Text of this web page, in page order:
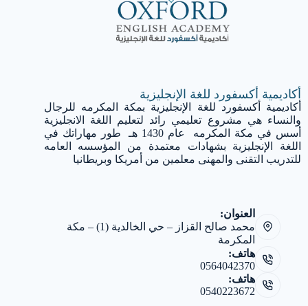
أكاديمية أكسفورد للغة الإنجليزية
أكاديمية أكسفورد للغة الإنجليزية بمكة المكرمه للرجال
والنساء هي مشروع تعليمي رائد لتعليم اللغة الانجليزية
أسس في مكة المكرمه عام 1430 هـ طور مهاراتك في
اللغة الإنجليزية بشهادات معتمدة من المؤسسه العامه
للتدريب التقنى والمهنى معلمين من أمريكا وبريطانيا
العنوان:
محمد صالح القزاز – حي الخالدية (1) – مكة
المكرمة
هاتف:
0564042370
هاتف:
0540223672